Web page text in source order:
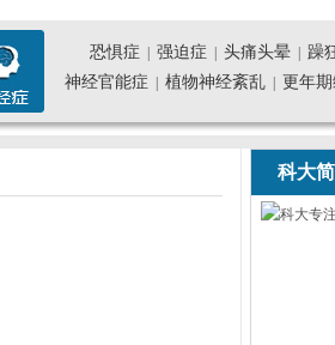
恐惧症 强迫症 头痛头晕
躁
神经官能症
植物神经紊乱 更年
科大